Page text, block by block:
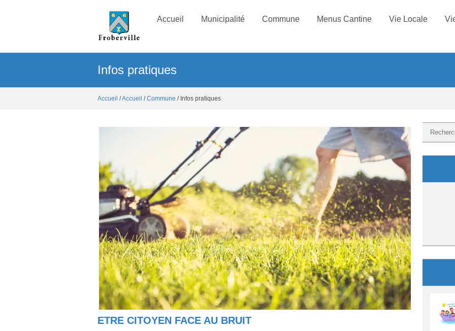
Accueil Municipalité Commune Menus Cantine Vie Locale
Infos pratiques
Accueil /Accueil /Commune / Infos pratiques
ETRE CITOYEN FACE AU BRUIT